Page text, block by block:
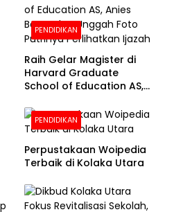
PENDIDIKAN
Raih Gelar Magister di
Harvard Graduate
School of Education AS,
Foto Putrinya Perlihatkan
Ijazah
PENDIDIKAN
Perpustakaan Woipedia
Terbaik di Kolaka Utara